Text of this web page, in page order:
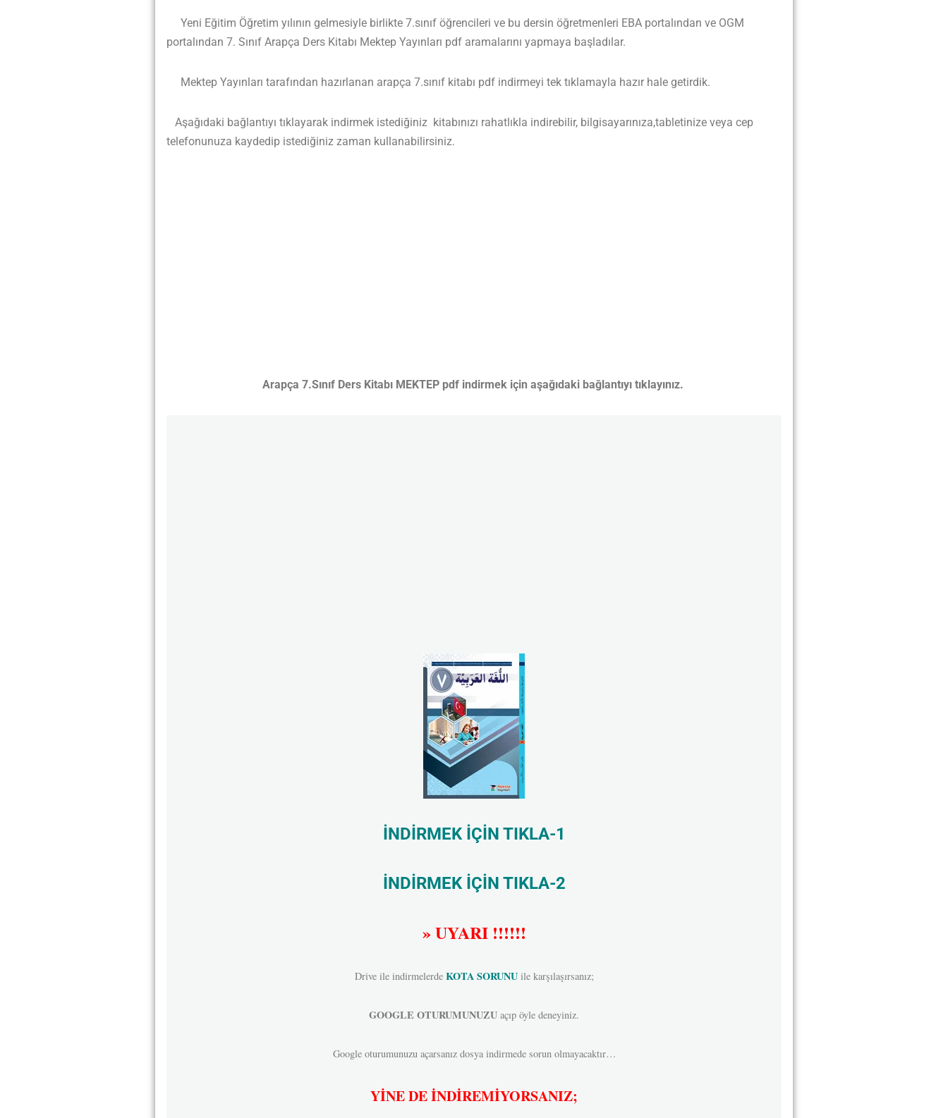
Yeni Eğitim Öğretim yılının gelmesiyle birlikte 7.sınıf öğrencileri ve bu dersin öğretmenleri EBA portalından ve OGM
portalından 7. Sınıf Arapça Ders Kitabı Mektep Yayınları pdf aramalarını yapmaya başladılar.
Mektep Yayınları tarafından hazırlanan arapça 7.sınıf kitabı pdf indirmeyi tek tıklamayla hazır hale getirdik.
Aşağıdaki bağlantıyı tıklayarak indirmek istediğiniz kitabınızı rahatlıkla indirebilir, bilgisayarınıza,tabletinize veya cep
telefonunuza kaydedip istediğiniz zaman kullanabilirsiniz.
Arapça 7.Sınıf Ders Kitabı MEKTEP pdf indirmek için aşağıdaki bağlantıyı tıklayınız.
İNDİRMEK İÇİN TIKLA-1
İNDİRMEK İÇİN TIKLA-2
» UYARI !!!!!!
Drive ile indirmelerde KOTA SORUNU ile karşılaşırsanız;
GOOGLE OTURUMUNUZU açıp öyle deneyiniz.
Google oturumunuzu açarsanız dosya indirmede sorun olmayacaktır…
YİNE DE İNDİREMİYORSANIZ;